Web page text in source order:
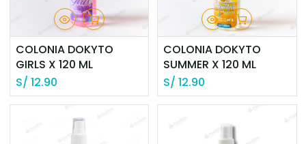
COLONIA DOKYTO
GIRLS X 120 ML
S/ 12.90
COLONIA DOKYTO
SUMMER X 120 ML
S/ 12.90